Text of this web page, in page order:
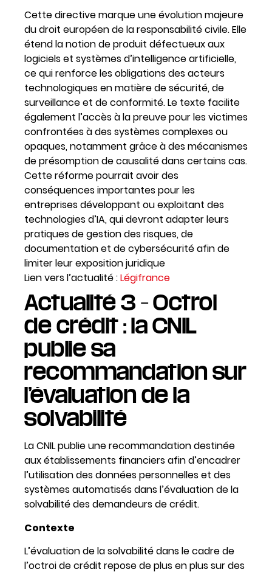
Cette directive marque une évolution majeure
du droit européen de la responsabilité civile. Elle
étend la notion de produit défectueux aux
logiciels et systèmes d’intelligence artificielle,
ce qui renforce les obligations des acteurs
technologiques en matière de sécurité, de
surveillance et de conformité. Le texte facilite
également l’accès à la preuve pour les victimes
confrontées à des systèmes complexes ou
opaques, notamment grâce à des mécanismes
de présomption de causalité dans certains cas.
Cette réforme pourrait avoir des
conséquences importantes pour les
entreprises développant ou exploitant des
technologies d’IA, qui devront adapter leurs
pratiques de gestion des risques, de
documentation et de cybersécurité afin de
limiter leur exposition juridique
Lien vers l’actualité :Légifrance
Actualité 3 – Octroi
de crédit : la CNIL
publie sa
recommandation sur
l’évaluation de la
solvabilité
La CNIL publie une recommandation destinée
aux établissements financiers afin d’encadrer
l’utilisation des données personnelles et des
systèmes automatisés dans l’évaluation de la
solvabilité des demandeurs de crédit.
Contexte
L’évaluation de la solvabilité dans le cadre de
l’octroi de crédit repose de plus en plus sur des